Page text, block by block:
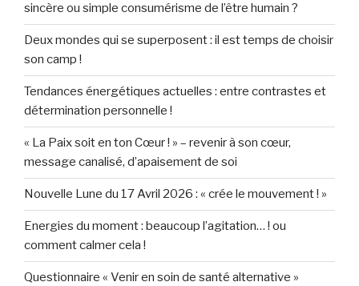
sincère ou simple consumérisme de l’être humain ?
Deux mondes qui se superposent : il est temps de choisir
son camp !
Tendances énergétiques actuelles : entre contrastes et
détermination personnelle !
« La Paix soit en ton Cœur ! » – revenir à son cœur,
message canalisé, d’apaisement de soi
Nouvelle Lune du 17 Avril 2026 : « crée le mouvement ! »
Energies du moment : beaucoup l’agitation… ! ou
comment calmer cela !
Questionnaire « Venir en soin de santé alternative »